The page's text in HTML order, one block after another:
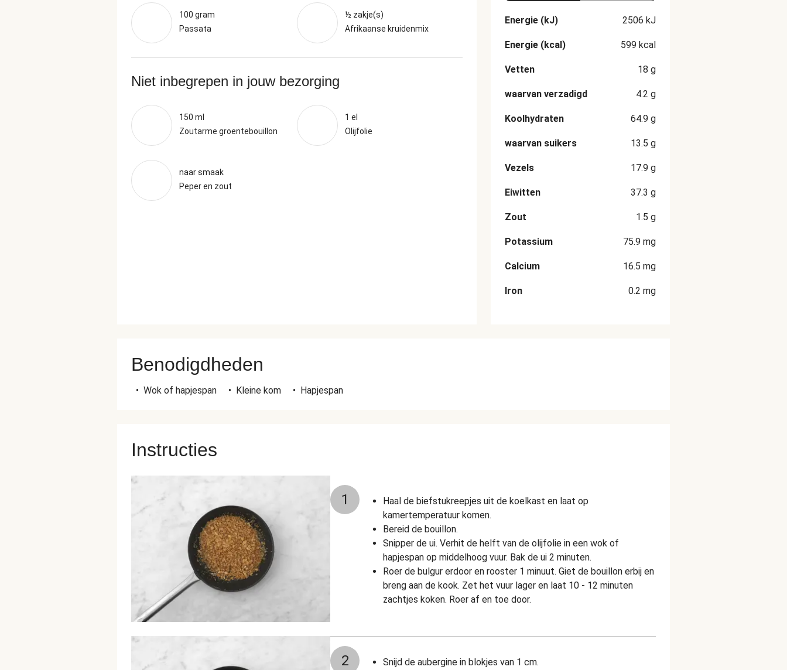
100 gram
Passata
½ zakje(s)
Afrikaanse kruidenmix
Niet inbegrepen in jouw bezorging
150 ml
Zoutarme groentebouillon
1 el
Olijfolie
naar smaak
Peper en zout
Energie (kJ) 2506 kJ
Energie (kcal) 599 kcal
Vetten 18 g
waarvan verzadigd 4.2 g
Koolhydraten 64.9 g
waarvan suikers 13.5 g
Vezels 17.9 g
Eiwitten 37.3 g
Zout 1.5 g
Potassium 75.9 mg
Calcium 16.5 mg
Iron 0.2 mg
Benodigdheden
• Wok of hapjespan • Kleine kom • Hapjespan
Instructies
1
Haal de biefstukreepjes uit de koelkast en laat op
kamertemperatuur komen.
Bereid de bouillon.
Snipper de ui. Verhit de helft van de olijfolie in een wok of
hapjespan op middelhoog vuur. Bak de ui 2 minuten.
Roer de bulgur erdoor en rooster 1 minuut. Giet de bouillon erbij en
breng aan de kook. Zet het vuur lager en laat 10 - 12 minuten
zachtjes koken. Roer af en toe door.
2
Snijd de aubergine in blokjes van 1 cm.